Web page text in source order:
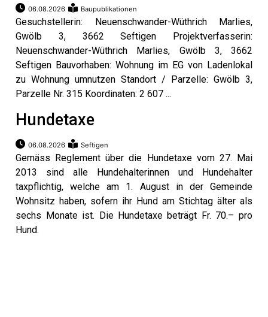
06.08.2026 Baupublikationen
Gesuchstellerin: Neuenschwander-Wüthrich Marlies,
Gwölb 3, 3662 Seftigen Projektverfasserin:
Neuenschwander-Wüthrich Marlies, Gwölb 3, 3662
Seftigen Bauvorhaben: Wohnung im EG von Ladenlokal
zu Wohnung umnutzen Standort / Parzelle: Gwölb 3,
Parzelle Nr. 315 Koordinaten: 2 607 ...
Hundetaxe
06.08.2026 Seftigen
Gemäss Reglement über die Hundetaxe vom 27. Mai
2013 sind alle Hundehalterinnen und Hundehalter
taxpflichtig, welche am 1. August in der Gemeinde
Wohnsitz haben, sofern ihr Hund am Stichtag älter als
sechs Monate ist. Die Hundetaxe beträgt Fr. 70.– pro
Hund.